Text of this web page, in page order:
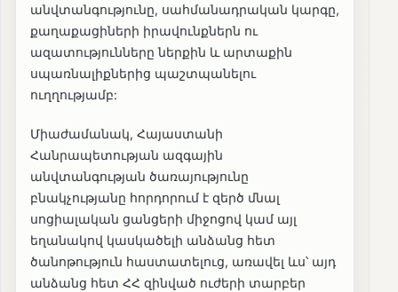
անվտանգությունը, սահմանադրական կարգը,
քաղաքացիների իրավունքներն ու
ազատությունները ներքին և արտաքին
սպառնալիքներից պաշտպանելու
ուղղությամբ:
Միաժամանակ, Հայաստանի
Հանրապետության ազգային
անվտանգության ծառայությունը
բնակչությանը հորդորում է զերծ մնալ
սոցիալական ցանցերի միջոցով կամ այլ
եղանակով կասկածելի անձանց հետ
ծանոթություն հաստատելուց, առավել ևս՝ այդ
անձանց հետ ՀՀ զինված ուժերի տարբեր